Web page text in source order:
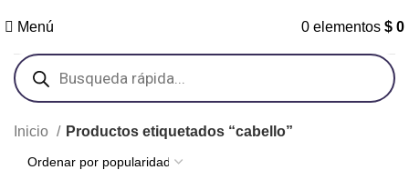
Menú 0 elementos $ 0
Inicio Productos etiquetados “cabello”